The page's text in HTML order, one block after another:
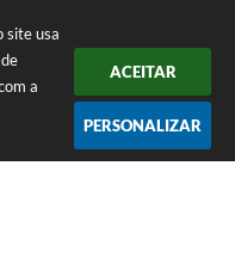
site usa
a
ACEITAR
PERSONALIZAR